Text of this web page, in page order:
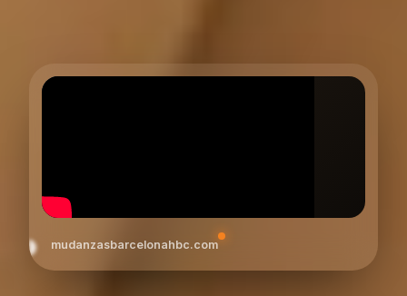
mudanzasbarcelonahbc.com